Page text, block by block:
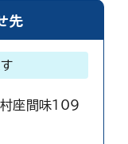
先
座間味109